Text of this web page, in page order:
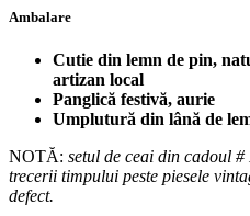
Ambalare
Cutie din lemn de pin,
artizan local
Panglică festivă, aurie
Umplutură din lână de
NOTĂ: setul de ceai din cadoul
trecerii timpului peste piesele
defect.